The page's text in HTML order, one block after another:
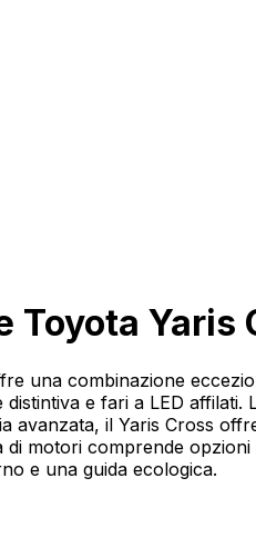
Toyota Yaris
una combinazione
e fari a LED
avanzata, il Yaris Cross
di motori comprende
e una guida ecologica.